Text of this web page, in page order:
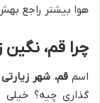
هوا بیشتر راجع
چرا قم، نگین
اسمقم، شهر
گذاری چیه؟